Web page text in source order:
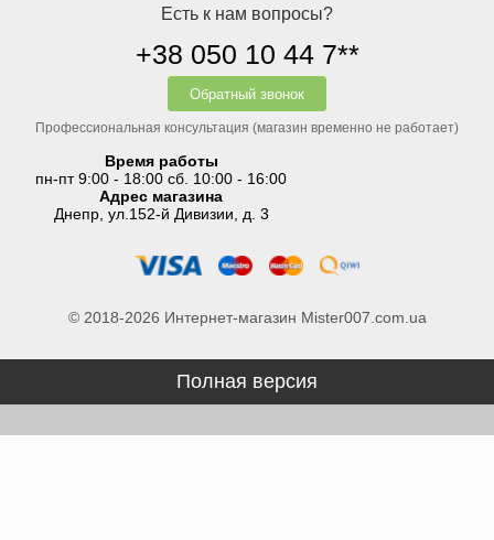
Есть к нам вопросы?
+38 050 10 44 7**
Обратный звонок
Профессиональная консультация (магазин временно не работает)
Время работы
пн-пт 9:00 - 18:00 сб. 10:00 - 16:00
Адрес магазина
Днепр, ул.152-й Дивизии, д. 3
© 2018-2026 Интернет-магазин Mister007.com.ua
Полная версия